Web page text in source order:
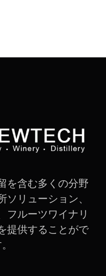
を含む多くの分野
ソリューション、
フルーツワイナリ
提供することがで